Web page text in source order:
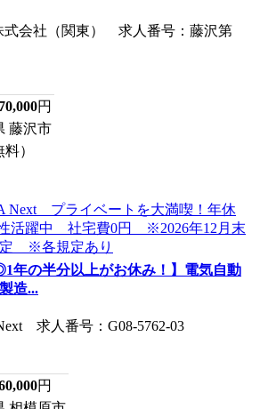
式会社（関東） 求人番号：藤沢第
円
藤沢市
）
年の半分以上がお休み！】電気自動
造...
求人番号：G08-5762-03
円